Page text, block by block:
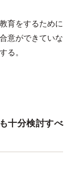
育をするために
意ができていな
。
十分検討すべ